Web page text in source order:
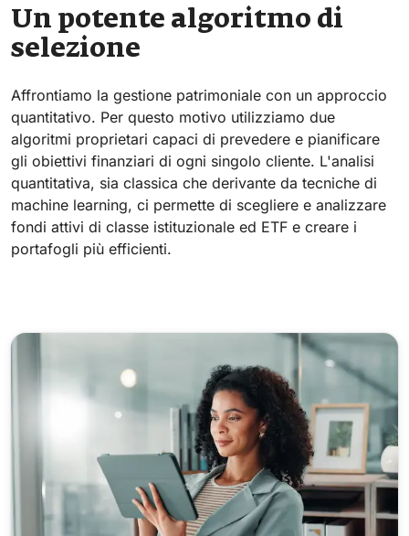
Un potente algoritmo di
selezione
Affrontiamo la gestione patrimoniale con un approccio
quantitativo. Per questo motivo utilizziamo due
algoritmi proprietari capaci di prevedere e pianificare
gli obiettivi finanziari di ogni singolo cliente. L'analisi
quantitativa, sia classica che derivante da tecniche di
machine learning, ci permette di scegliere e analizzare
fondi attivi di classe istituzionale ed ETF e creare i
portafogli più efficienti.